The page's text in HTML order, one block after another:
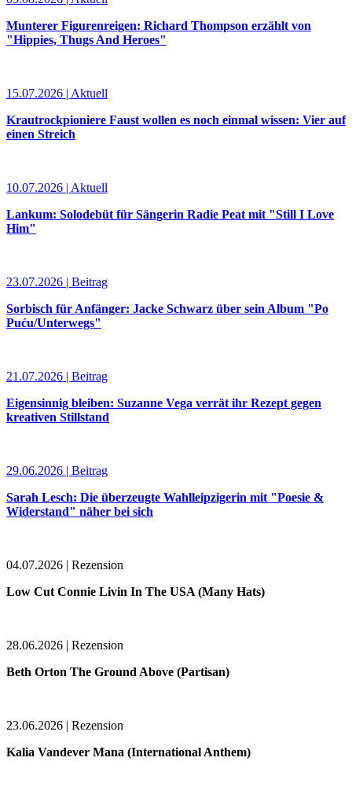
Munterer Figurenreigen: Richard Thompson erzählt von
"Hippies, Thugs And Heroes"
15.07.2026 | Aktuell
Krautrockpioniere Faust wollen es noch einmal wissen: Vier auf
einen Streich
10.07.2026 | Aktuell
Lankum: Solodebüt für Sängerin Radie Peat mit "Still I Love
Him"
23.07.2026 | Beitrag
Sorbisch für Anfänger: Jacke Schwarz über sein Album "Po
Puću/Unterwegs"
21.07.2026 | Beitrag
Eigensinnig bleiben: Suzanne Vega verrät ihr Rezept gegen
kreativen Stillstand
29.06.2026 | Beitrag
Sarah Lesch: Die überzeugte Wahlleipzigerin mit "Poesie &
Widerstand" näher bei sich
04.07.2026 | Rezension
Low Cut Connie Livin In The USA (Many Hats)
28.06.2026 | Rezension
Beth Orton The Ground Above (Partisan)
23.06.2026 | Rezension
Kalia Vandever Mana (International Anthem)